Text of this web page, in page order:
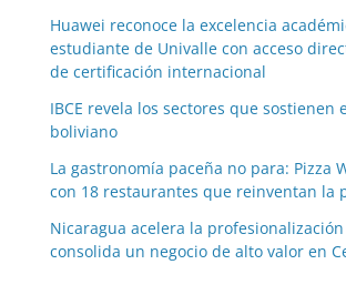
Huawei reconoce la excelencia
estudiante de Univalle con acceso
de certificación internacional
IBCE revela los sectores que sostienen
boliviano
La gastronomía paceña no para: Pizza
con 18 restaurantes que reinventan la
Nicaragua acelera la
consolida un negocio de alto valor en